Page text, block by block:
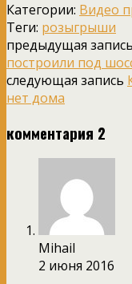
Категории: Видео
Теги: розыгрыши
предыдущая запись
построили под
следующая запись
нет дома
комментария 2
Mihail
2 июня 2016